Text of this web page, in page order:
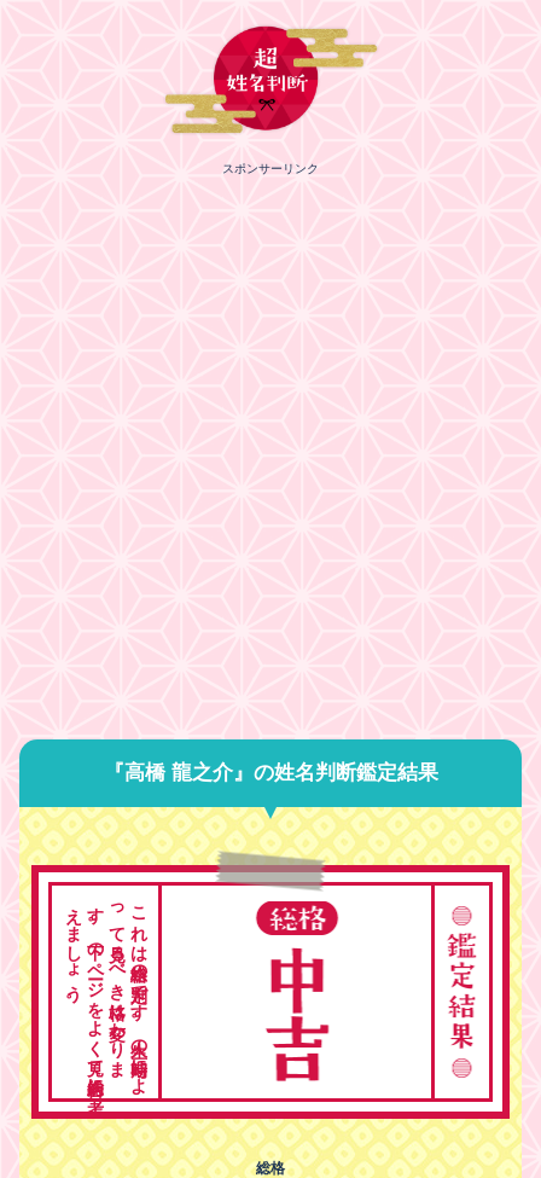
スポンサーリンク
『高橋 龍之介』の姓名判断鑑定結果
こ
れ
は
総格の
判定で
す
。
人生の
時期に
よ
っ
て
見る
べ
き
格は
変わ
り
ま
す
。
下の
ペ
ージ
を
よ
く
見て
総合的に
考
え
ま
し
ょ
う
。
総格